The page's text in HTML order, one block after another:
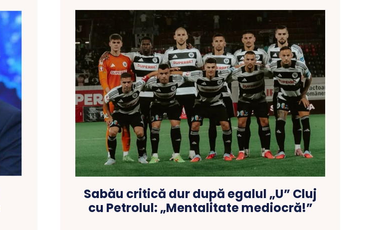
Sabău critică dur după egalul „U” Cluj
cu Petrolul: „Mentalitate mediocră!”